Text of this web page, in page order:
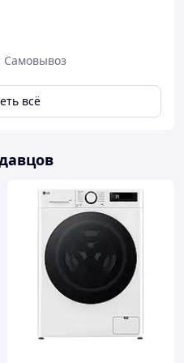
Агат СМ-2 Вас
останетесь довольны
машин Агат
с дня продажи.
обслуживанием
Самовывоз
всё